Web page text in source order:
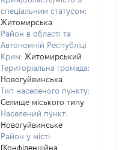
спеціальним статусом:
Житомирська
Район в області та
Автономній Республіці
Крим: Житомирський
Територіальна громада:
Новогуйвинська
Тип населеного пункту:
Селище міського типу
Населений пункт:
Новогуйвинське
Район у місті:
[Конфіденційна